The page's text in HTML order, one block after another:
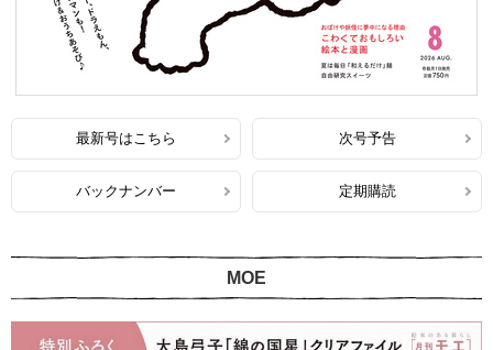
最新号はこちら 次号予告
バックナンバー 定期購読
MOE